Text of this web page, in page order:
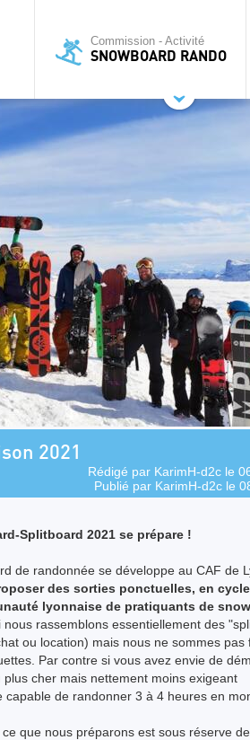
Commission - Activité
SNOWBOARD RANDO
2021
Rédigé par KarimH-d2c le
Publié par KarimH-d2c le
Splitboard 2021 se prépare !
de randonnée se développe au CAF de
des sorties ponctuelles, en
lyonnaise de pratiquants de
nous rassemblons essentiellement des
ou location) mais nous ne sommes pas
Par contre si vous avez envie de
cher mais nettement moins exigeant
de randonner 3 à 4 heures en
que nous préparons est sous réserve de